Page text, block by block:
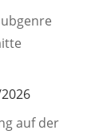
auf der